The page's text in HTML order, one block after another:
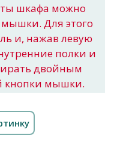
шкафа можно
Для этого
и, нажав левую
полки и
двойным
кнопки мышки.